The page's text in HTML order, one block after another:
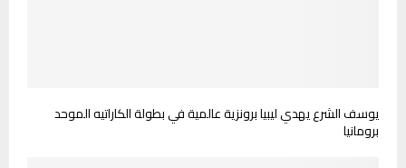
يوسف الشرع يهدي ليبيا برونزية عالمية في بطولة الكاراتيه الموحد
برومانيا